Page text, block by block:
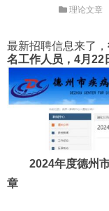
理论文章
最新招聘信息来了，
名工作人员， 4月22
2024年度德州
章